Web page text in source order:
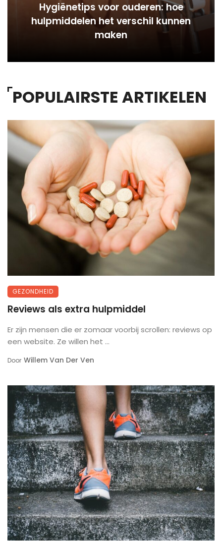
Hygiënetips voor ouderen: hoe
hulpmiddelen het verschil kunnen
maken
POPULAIRSTE ARTIKELEN
GEZONDHEID
Reviews als extra hulpmiddel
Er zijn mensen die er zomaar voorbij scrollen: reviews op
een website. Ze willen het ...
Door Willem Van Der Ven